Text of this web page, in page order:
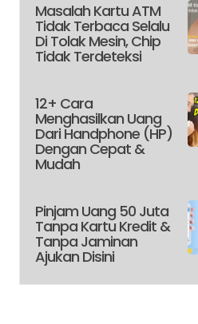
Masalah Kartu ATM
Tidak Terbaca Selalu
Di Tolak Mesin, Chip
Tidak Terdeteksi
12+ Cara
Menghasilkan Uang
Dari Handphone (HP)
Dengan Cepat &
Mudah
Pinjam Uang 50 Juta
Tanpa Kartu Kredit &
Tanpa Jaminan
Ajukan Disini